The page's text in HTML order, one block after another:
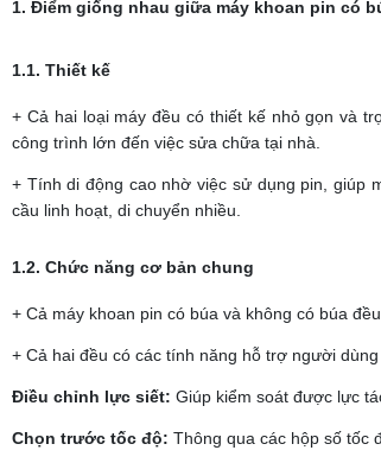
1. Điểm giống nhau giữa máy khoan pin có
1.1. Thiết kế
+ Cả hai loại máy đều có thiết kế nhỏ gọn và
công trình lớn đến việc sửa chữa tại nhà.
+ Tính di động cao nhờ việc sử dụng pin, giúp
cầu linh hoạt, di chuyển nhiều.
1.2. Chức năng cơ bản chung
+ Cả máy khoan pin có búa và không có búa
+ Cả hai đều có các tính năng hỗ trợ người
Điều chỉnh lực siết: Giúp kiểm soát được lực
Chọn trước tốc độ: Thông qua các hộp số tốc